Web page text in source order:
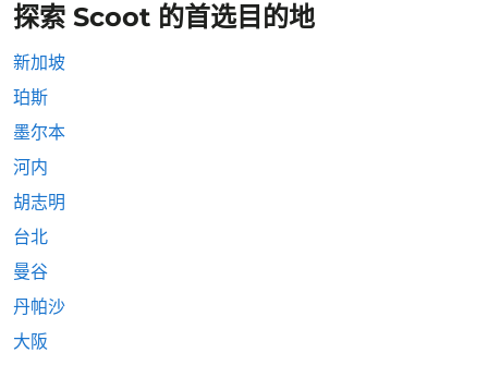
探索 Scoot 的首选目的地
新加坡
珀斯
墨尔本
河内
胡志明
台北
曼谷
丹帕沙
大阪